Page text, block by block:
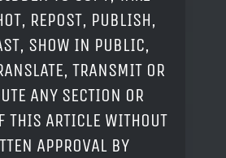
REPOST, PUBLISH,
SHOW IN PUBLIC,
TRANSMIT OR
ANY SECTION OR
THIS ARTICLE WITHOUT
APPROVAL BY